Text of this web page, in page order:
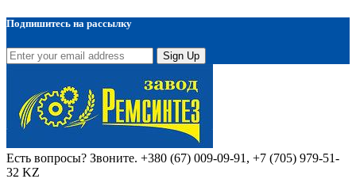
Подпишитесь на рассылку
Sign Up
Есть вопросы? Звоните. +380 (67) 009-09-91, +7 (705) 979-51-
32 KZ